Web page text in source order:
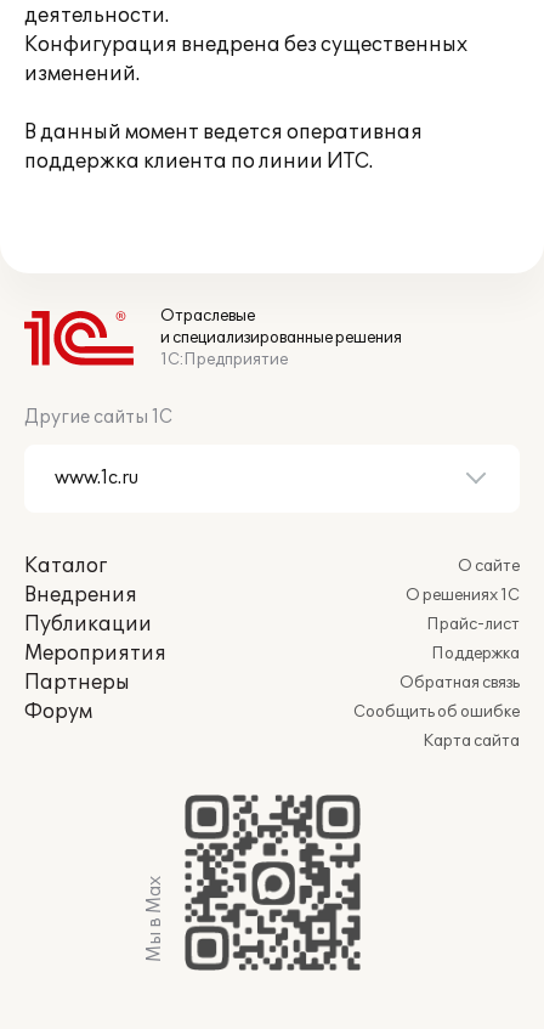
деятельности.
Конфигурация внедрена без существенных
изменений.
В данный момент ведется оперативная
поддержка клиента по линии ИТС.
Отраслевые
и специализированные решения
1С:Предприятие
Другие сайты 1С
Каталог
Внедрения
Публикации
Мероприятия
Партнеры
Форум
О сайте
О решениях 1С
Прайс-лист
Поддержка
Обратная связь
Сообщить об ошибке
Карта сайта
Мы в Max